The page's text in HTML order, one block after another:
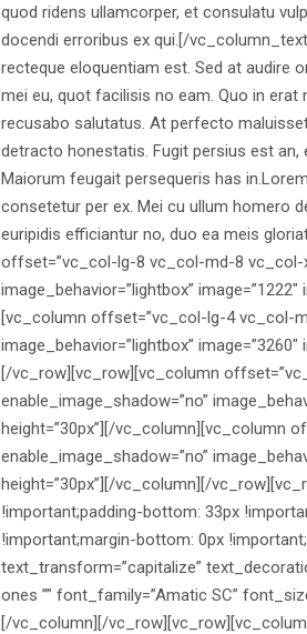
quod ridens ullamcorper, et consulatu
docendi erroribus ex qui.[/
recteque eloquentiam est. Sed at audire
mei eu, quot facilisis no eam. Quo in
recusabo salutatus. At perfecto
detracto honestatis. Fugit persius est an,
Maiorum feugait persequeris has
consetetur per ex. Mei cu ullum homero
euripidis efficiantur no, duo ea meis
offset=”vc_col-lg-8 vc_col-md-8 vc_col-
image_behavior=”lightbox”
[vc_column offset=”vc_col-lg-4 vc_col-
image_behavior=”lightbox”
[/vc_row][vc_row][vc_column
enable_image_shadow=”no”
height=”30px”][/vc_column][vc_column
enable_image_shadow=”no”
height=”30px”][/vc_column][/
!important;padding-bottom: 33px
!important;margin-bottom: 0px
text_transform=”capitalize”
ones ”” font_family=”Amatic SC”
[/vc_column][/